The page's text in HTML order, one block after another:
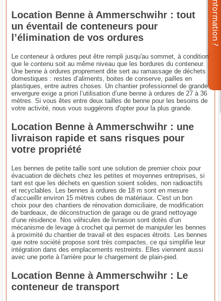
Location Benne à Ammerschwihr : tout
un éventail de conteneurs pour
l’élimination de vos ordures
Le conteneur à ordures peut être rempli jusqu'au sommet, à condition
que le contenu soit au même niveau que les bordures du conteneur.
Une benne à ordures proprement dite sert au ramassage de déchets
domestiques : restes d’aliments, boites de conserve, pailles en
plastiques, entre autres choses. Un chantier professionnel de grande
envergure exige a priori l’utilisation d’une benne à ordures de 27 à 36
mètres. Si vous êtes entre deux tailles de benne pour les besoins de
votre activité, nous vous suggérons d'opter pour la plus grande.
Location Benne à Ammerschwihr : une
livraison rapide et sans risques pour
votre propriété
Les bennes de petite taille sont une solution de premier choix pour
évacuation de déchets chez les petites et moyennes entreprises, si
tant est que les déchets en question soient solides, non radioactifs
et recyclables. Les bennes à ordures de 18 m sont en mesure
d’accueillir environ 15 mètres cubes de matériaux. C'est un bon
choix pour des chantiers de rénovation domiciliaire, de modification
de bardeaux, de déconstruction de garage ou de grand nettoyage
d’une résidence. Nos véhicules de livraison sont dotés d’un
mécanisme de levage à crochet qui permet de manipuler les bennes
à proximité du chantier de travail et des espaces étroits. Les bennes
que notre société propose sont très compactes, ce qui simplifie leur
intégration dans des emplacements restreints. Elles viennent aussi
avec une porte à l'arrière pour le chargement de plain-pied.
Location Benne à Ammerschwihr : Le
conteneur de transport